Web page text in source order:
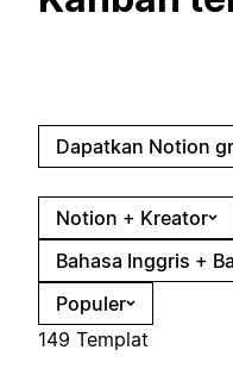
Dapatkan Notion
Notion + Kreator
Bahasa Inggris +
Populer
149 Templat